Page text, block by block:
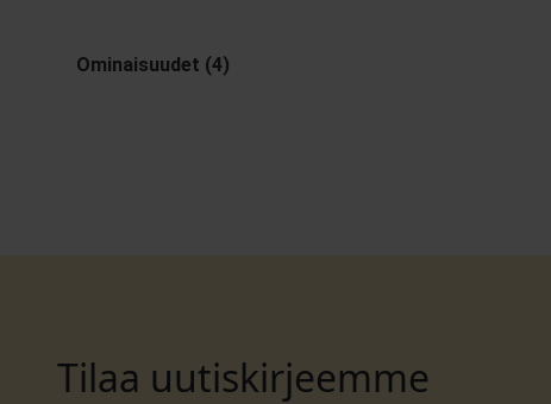
Ominaisuudet (4)
Tilaa uutiskirjeemme